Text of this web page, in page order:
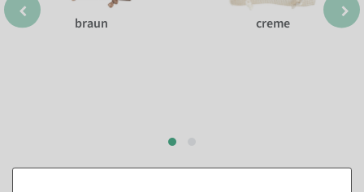
braun creme